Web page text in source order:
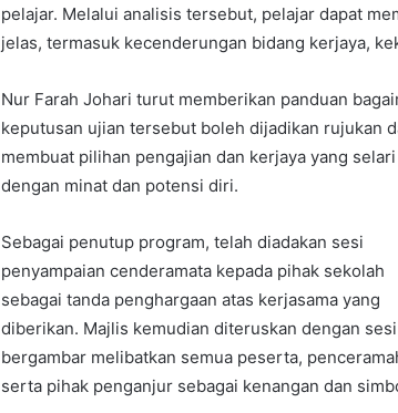
pelajar. Melalui analisis tersebut, pelajar dapat
jelas, termasuk kecenderungan bidang kerjaya,
Nur Farah Johari turut memberikan panduan
keputusan ujian tersebut boleh dijadikan rujukan
membuat pilihan pengajian dan kerjaya yang selari
dengan minat dan potensi diri.
Sebagai penutup program, telah diadakan sesi
penyampaian cenderamata kepada pihak sekolah
sebagai tanda penghargaan atas kerjasama yang
diberikan. Majlis kemudian diteruskan dengan sesi
bergambar melibatkan semua peserta,
serta pihak penganjur sebagai kenangan dan